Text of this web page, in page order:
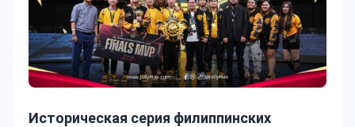
Историческая серия филиппинских